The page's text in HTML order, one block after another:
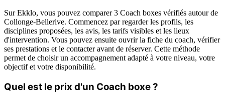
Sur Ekklo, vous pouvez comparer 3 Coach boxes vérifiés autour de
Collonge-Bellerive. Commencez par regarder les profils, les
disciplines proposées, les avis, les tarifs visibles et les lieux
d'intervention. Vous pouvez ensuite ouvrir la fiche du coach, vérifier
ses prestations et le contacter avant de réserver. Cette méthode
permet de choisir un accompagnement adapté à votre niveau, votre
objectif et votre disponibilité.
Quel est le prix d'un Coach boxe ?